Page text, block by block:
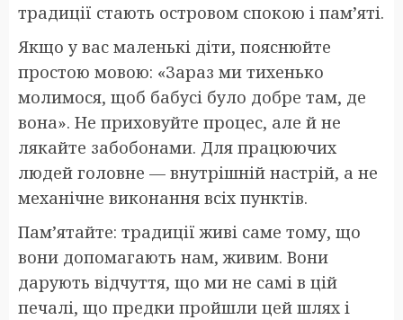
традиції стають островом спокою і пам’яті.
Якщо у вас маленькі діти, пояснюйте
простою мовою: «Зараз ми тихенько
молимося, щоб бабусі було добре там, де
вона». Не приховуйте процес, але й не
лякайте забобонами. Для працюючих
людей головне — внутрішній настрій, а не
механічне виконання всіх пунктів.
Пам’ятайте: традиції живі саме тому, що
вони допомагають нам, живим. Вони
дарують відчуття, що ми не самі в цій
печалі, що предки пройшли цей шлях і